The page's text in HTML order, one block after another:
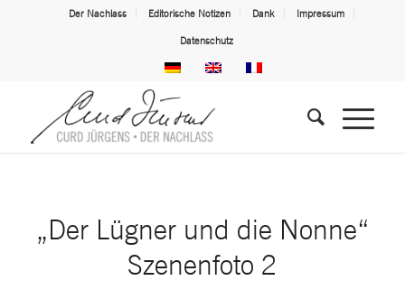
Der Nachlass Editorische Notizen Dank Impressum
Datenschutz
„Der Lügner und die Nonne“
Szenenfoto 2